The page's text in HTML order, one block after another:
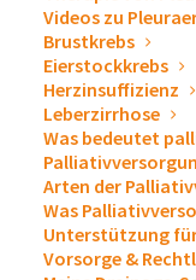
Videos zu
Brustkrebs
Eierstockkrebs
Herzinsuffizienz
Leberzirrhose
Was bedeutet
Arten der
Was
Unterstützung
Vorsorge &
Für Menschen in
medizinischen
unsicheren
Teams von
Krisen- und